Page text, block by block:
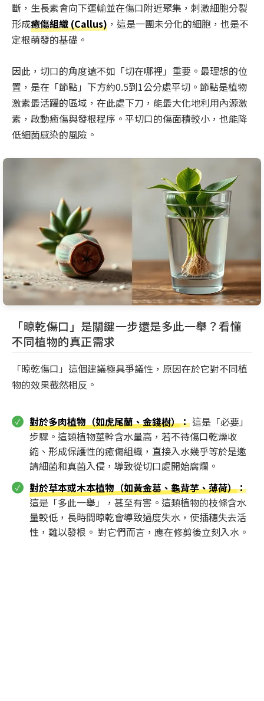
斷，生長素會向下運輸並在傷口附近聚集，刺激細胞分裂
形成癒傷組織 (Callus) ，這是一團未分化的細胞，也是不
定根萌發的基礎。
因此，切口的角度遠不如「切在哪裡」重要。最理想的位
置，是在「節點」下方約0.5到1公分處平切。節點是植物
激素最活躍的區域，在此處下刀，能最大化地利用內源激
素，啟動癒傷與發根程序。平切口的傷面積較小，也能降
低細菌感染的風險。
「晾乾傷口」是關鍵一步還是多此一舉？看懂
不同植物的真正需求
「晾乾傷口」這個建議極具爭議性，原因在於它對不同植
物的效果截然相反。
對於多肉植物（如虎尾蘭、金錢樹）： 這是「必要」
步驟。這類植物莖幹含水量高，若不待傷口乾燥收
縮、形成保護性的癒傷組織，直接入水幾乎等於是邀
請細菌和真菌入侵，導致從切口處開始腐爛。
對於草本或木本植物（如黃金葛、龜背芋、薄荷）：
這是「多此一舉」，甚至有害。這類植物的枝條含水
量較低，長時間晾乾會導致過度失水，使插穗失去活
性，難以發根。 對它們而言，應在修剪後立刻入水。